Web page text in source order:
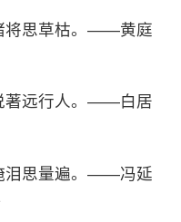
将思草枯。——黄庭
著远行人。——白居
泪思量遍。——冯延